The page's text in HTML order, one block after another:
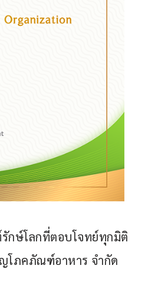
กษ์โลกที่ตอบโจทย์ทุกมิติ
โภคภัณฑ์อาหาร จำกัด